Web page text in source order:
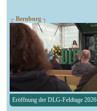
┌ Bernburg ┐
Eröffnung der DLG-Feldtage 2026